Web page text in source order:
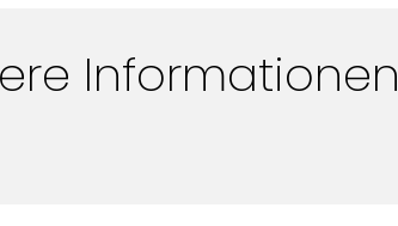
Informationen